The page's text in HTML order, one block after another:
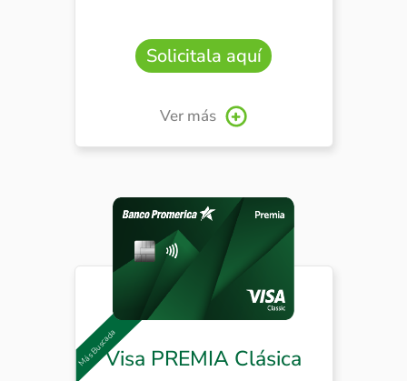
Solicitala aquí
Ver más
Visa PREMIA Clásica